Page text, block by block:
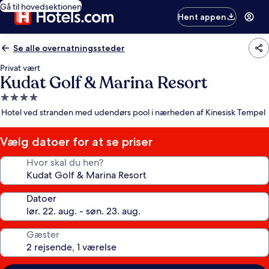
Gå til hovedsektionen
Hent appen
Se alle overnatningssteder
Privat vært
Kudat Golf & Marina Resort
4.0-
stjernet
Hotel ved stranden med udendørs pool i nærheden af Kinesisk Tempel
Vælg datoer for at se priser
Hvor skal du hen?
Datoer
Gæster